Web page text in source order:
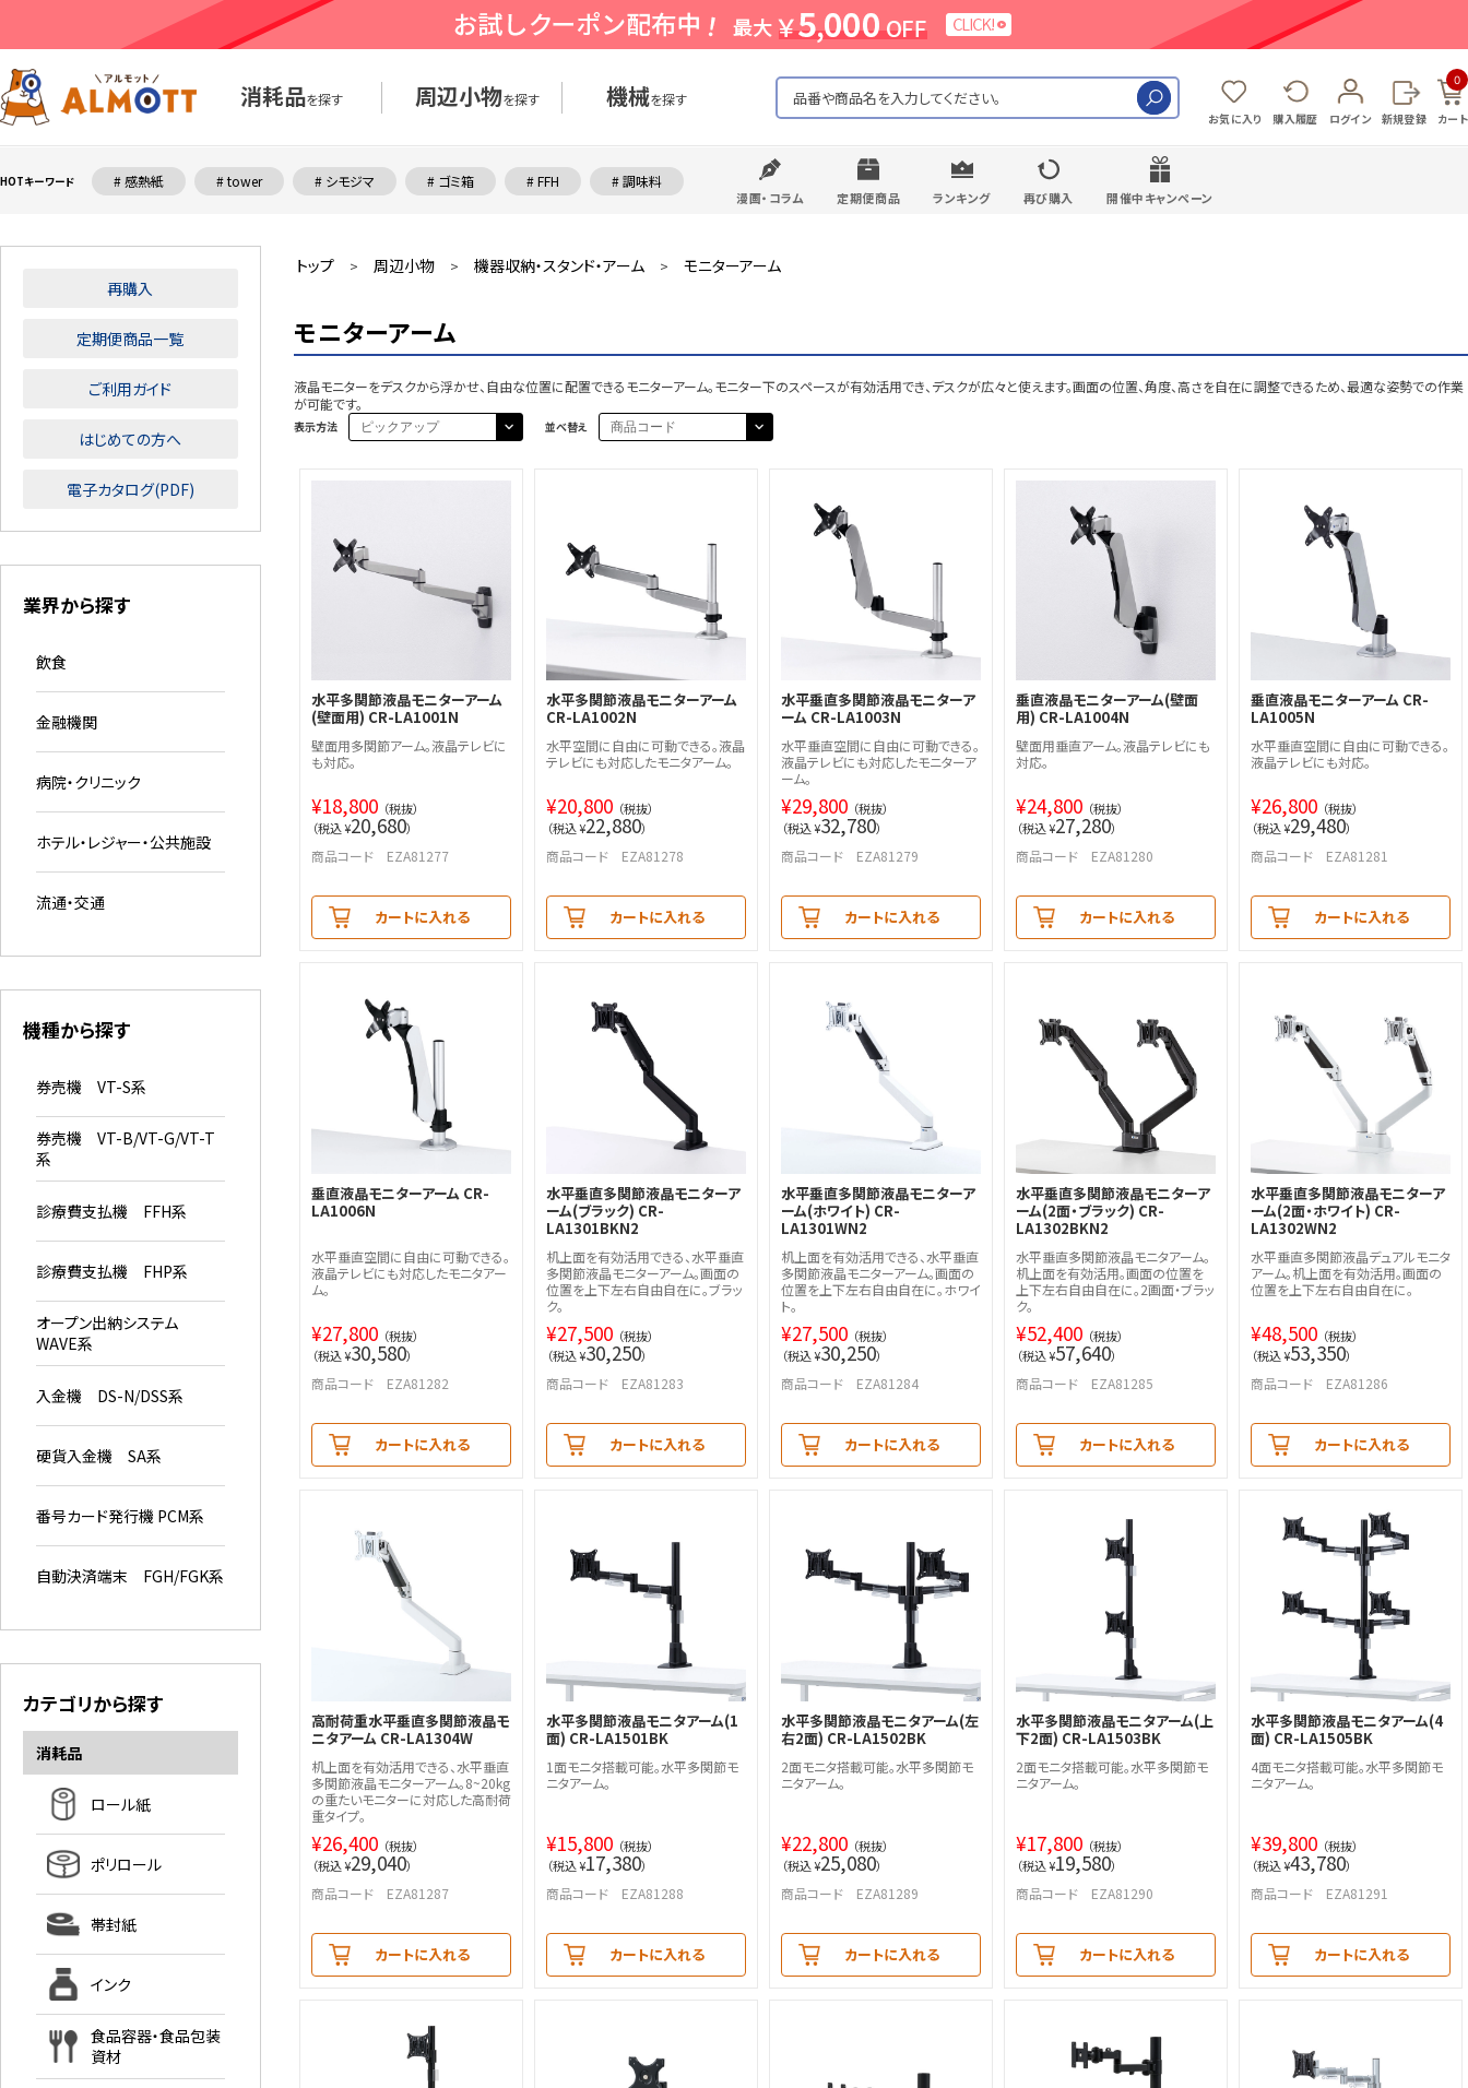
消耗品を探す 周辺小物を探す 機械を探す
検索
お気に入り
購入履歴 ログイン 新規登録 カート
0
HOTキーワード # 感熱紙 # tower # シモジマ # ゴミ箱 # FFH # 調味料
漫画・コラム 定期便商品 ランキング 再び購入 開催中キャンペーン
再購入
定期便商品一覧
ご利用ガイド
はじめての方へ
電子カタログ(PDF)
業界から探す
飲食
金融機関
病院・クリニック
ホテル・レジャー・公共施設
流通・交通
機種から探す
券売機 VT-S系
券売機 VT-B/VT-G/VT-T
系
診療費支払機 FFH系
診療費支払機 FHP系
オープン出納システム
WAVE系
入金機 DS-N/DSS系
硬貨入金機 SA系
番号カード発行機 PCM系
自動決済端末 FGH/FGK系
カテゴリから探す
消耗品
ロール紙
ポリロール
帯封紙
インク
食品容器・食品包装
資材
トップ > 周辺小物 > 機器収納・スタンド・アーム > モニターアーム
モニターアーム
液晶モニターをデスクから浮かせ、自由な位置に配置できるモニターアーム。モニター下のスペースが有効活用でき、デスクが広々と使えます。画面の位置、角度、高さを自在に調整できるため、最適な姿勢での作業
が可能です。
表示方法 並べ替え
水平多関節液晶モニターアーム
(壁面用) CR-LA1001N
壁面用多関節アーム。液晶テレビに
も対応。
¥18,800 （税抜）
（税込 ¥20,680）
商品コード EZA81277
カートに入れる
水平多関節液晶モニターアーム
CR-LA1002N
水平空間に自由に可動できる。液晶
テレビにも対応したモニタアーム。
¥20,800 （税抜）
（税込 ¥22,880）
商品コード EZA81278
カートに入れる
水平垂直多関節液晶モニターア
ーム CR-LA1003N
水平垂直空間に自由に可動できる。
液晶テレビにも対応したモニターア
ーム。
¥29,800 （税抜）
（税込 ¥32,780）
商品コード EZA81279
カートに入れる
垂直液晶モニターアーム(壁面
用) CR-LA1004N
壁面用垂直アーム。液晶テレビにも
対応。
¥24,800 （税抜）
（税込 ¥27,280）
商品コード EZA81280
カートに入れる
垂直液晶モニターアーム CR-
LA1005N
水平垂直空間に自由に可動できる。
液晶テレビにも対応。
¥26,800 （税抜）
（税込 ¥29,480）
商品コード EZA81281
カートに入れる
垂直液晶モニターアーム CR-
LA1006N
水平垂直空間に自由に可動できる。
液晶テレビにも対応したモニタアー
ム。
¥27,800 （税抜）
（税込 ¥30,580）
商品コード EZA81282
カートに入れる
水平垂直多関節液晶モニターア
ーム(ブラック) CR-
LA1301BKN2
机上面を有効活用できる、水平垂直
多関節液晶モニターアーム。画面の
位置を上下左右自由自在に。ブラッ
ク。
¥27,500 （税抜）
（税込 ¥30,250）
商品コード EZA81283
カートに入れる
水平垂直多関節液晶モニターア
ーム(ホワイト) CR-
LA1301WN2
机上面を有効活用できる、水平垂直
多関節液晶モニターアーム。画面の
位置を上下左右自由自在に。ホワイ
ト。
¥27,500 （税抜）
（税込 ¥30,250）
商品コード EZA81284
カートに入れる
水平垂直多関節液晶モニターア
ーム(2面・ブラック) CR-
LA1302BKN2
水平垂直多関節液晶モニタアーム。
机上面を有効活用。画面の位置を
上下左右自由自在に。2画面・ブラッ
ク。
¥52,400 （税抜）
（税込 ¥57,640）
商品コード EZA81285
カートに入れる
水平垂直多関節液晶モニターア
ーム(2面・ホワイト) CR-
LA1302WN2
水平垂直多関節液晶デュアルモニタ
アーム。机上面を有効活用。画面の
位置を上下左右自由自在に。
¥48,500 （税抜）
（税込 ¥53,350）
商品コード EZA81286
カートに入れる
高耐荷重水平垂直多関節液晶モ
ニタアーム CR-LA1304W
机上面を有効活用できる、水平垂直
多関節液晶モニターアーム。8~20kg
の重たいモニターに対応した高耐荷
重タイプ。
¥26,400 （税抜）
（税込 ¥29,040）
商品コード EZA81287
カートに入れる
水平多関節液晶モニタアーム(1
面) CR-LA1501BK
1面モニタ搭載可能。水平多関節モ
ニタアーム。
¥15,800 （税抜）
（税込 ¥17,380）
商品コード EZA81288
カートに入れる
水平多関節液晶モニタアーム(左
右2面) CR-LA1502BK
2面モニタ搭載可能。水平多関節モ
ニタアーム。
¥22,800 （税抜）
（税込 ¥25,080）
商品コード EZA81289
カートに入れる
水平多関節液晶モニタアーム(上
下2面) CR-LA1503BK
2面モニタ搭載可能。水平多関節モ
ニタアーム。
¥17,800 （税抜）
（税込 ¥19,580）
商品コード EZA81290
カートに入れる
水平多関節液晶モニタアーム(4
面) CR-LA1505BK
4面モニタ搭載可能。水平多関節モ
ニタアーム。
¥39,800 （税抜）
（税込 ¥43,780）
商品コード EZA81291
カートに入れる